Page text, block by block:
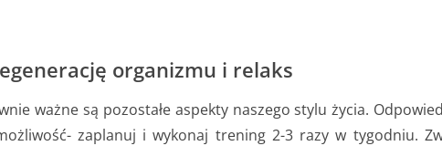
organizmu i relaks
ważne są pozostałe aspekty naszego stylu życia.
zaplanuj i wykonaj trening 2-3 razy w tygodniu.